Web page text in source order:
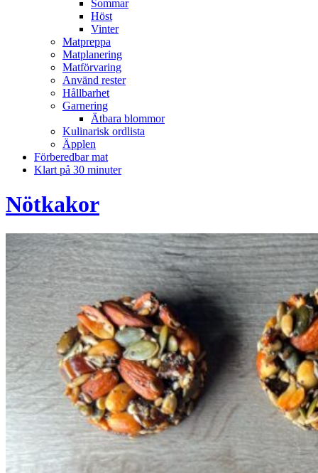
Sommar
Höst
Vinter
Matpreppa
Matplanering
Matförvaring
Använd rester
Hållbarhet
Garnering
Ätbara blommor
Kulinarisk ordlista
Äpplen
Förberedbar mat
Klart på 30 minuter
Nötkakor